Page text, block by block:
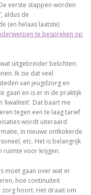
eerste stappen worden
aldus de
(en helaas laatste)
te bespreken op
uitgebreider belichten:
Ik zie dat veel
van jeugdzorg en
gaan en is er in de praktijk
Dat baart me
tegen een te laag tarief
wordt uiteraard
in nieuwe ontkokerde
etc. Het is belangrijk
ruimte voor krijgen.
moet gaan over wat er
hoe continuïteit
hoort. Het draait om